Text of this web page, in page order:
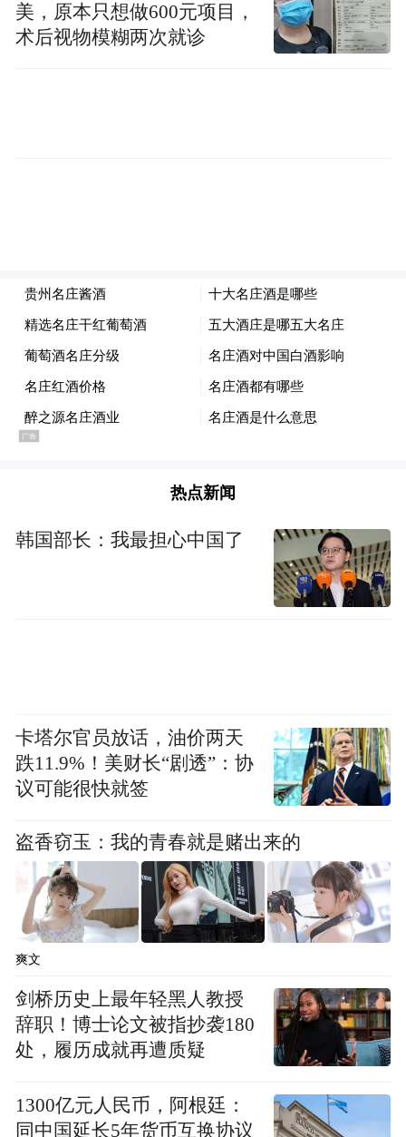
哀哉！在榆林南部黄土丘陵沟壑区，曾经，
每年因水土流失输入黄河泥沙5.13亿吨，占
70多年来，一代又一代榆林英雄儿女，与天
斗、与地斗，坚持不懈开展“北治沙、南治
土”，统筹山水林田湖草沙综合治理，持续推
进生态建设，让榆林860万亩流沙全部得到固
定或半固定，沙区植被覆盖度平均达到
了世界治沙奇迹……
6月15日至17日，第29个世界防治荒漠化与干
那么，为何选择在榆林召开本次会议？
开拓 “铃铛一响，就知道是他在鼓励我哩”
“丁零零，丁零零……”夏日里，“全国治沙英
雄”牛玉琴挂在腰间的铃铛响了又响。
这是她的爱人张加旺送给她的新婚礼物，她
一天都不曾摘下。
吃的是草籽、荞麦皮、树叶子，住的是没有
门板的茅草屋，每天早晨门口堆满尺把厚的
“沙门槛”……这便是几十年前牛玉琴从定边
县嫁到靖边县东坑镇金鸡沙村后的真实生
活。
美，原本只想做600元项目，
术后视物模糊两次就诊
热点新闻
韩国部长：我最担心中国了
卡塔尔官员放话，油价两天
跌11.9%！美财长“剧透”：协
议可能很快就签
盗香窃玉：我的青春就是赌出来的
爽文
剑桥历史上最年轻黑人教授
辞职！博士论文被指抄袭180
处，履历成就再遭质疑
1300亿元人民币，阿根廷：
同中国延长5年货币互换协议